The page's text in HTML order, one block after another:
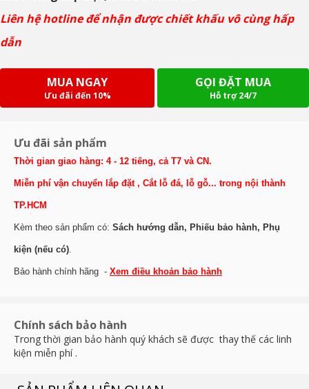
Liên hệ hotline để nhận được chiết khấu vô cùng hấp
dẫn
MUA NGAY
Ưu đãi đến 10%
GỌI ĐẶT MUA
Hỗ trợ 24/7
Ưu đãi sản phẩm
Thời gian giao hàng: 4 - 12 tiếng, cả T7 và CN.
Miễn phí vận chuyển lắp đặt , Cắt lỗ đá, lỗ gỗ... trong nội thành
TP.HCM
Kèm theo sản phẩm có: Sách hướng dẫn, Phiếu bảo hành, Phụ
kiện (nếu có).
Bảo hành chính hãng - Xem điều khoản bảo hành
Chính sách bảo hành
Trong thời gian bảo hành quý khách sẽ được thay thế các linh
kiện miễn phí .